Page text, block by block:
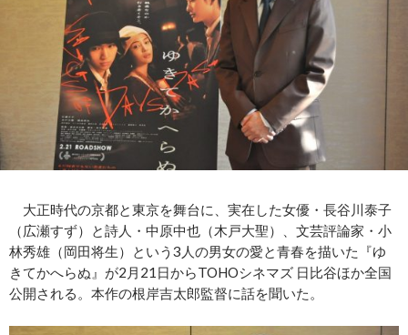
大正時代の京都と東京を舞台に、実在した女優・長谷川泰子
（広瀬すず）と詩人・中原中也（木戸大聖）、文芸評論家・小
林秀雄（岡田将生）という3人の男女の愛と青春を描いた『ゆ
きてかへらぬ』が2月21日からTOHOシネマズ 日比谷ほか全国
公開される。本作の根岸吉太郎監督に話を聞いた。